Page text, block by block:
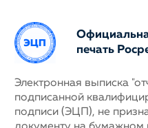
печать
Электронная выписка
подписанной
подписи (ЭЦП), не